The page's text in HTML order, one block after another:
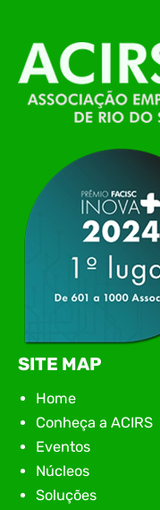
ACIRS, Jardel
SITE MAP
Home
Conheça a ACIRS
Eventos
Núcleos
Soluções